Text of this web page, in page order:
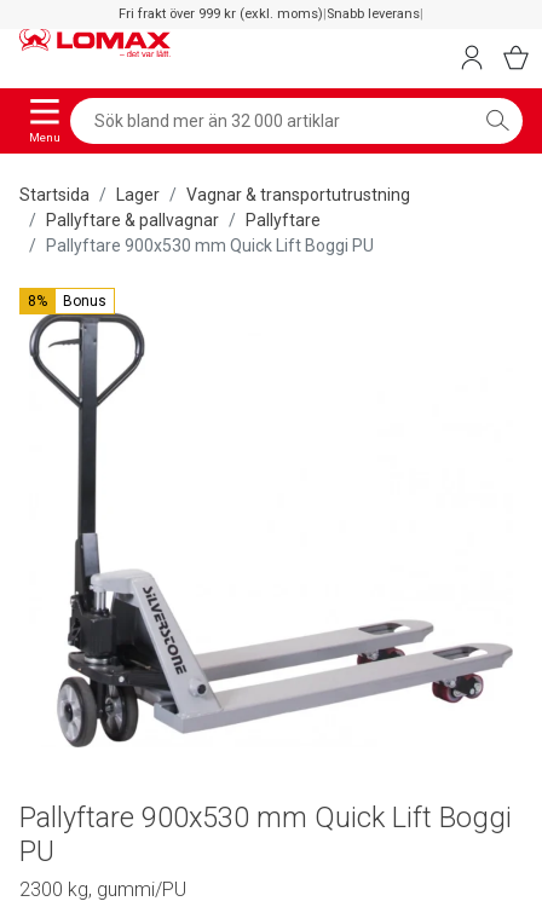
Fri frakt över 999 kr (exkl. moms)|Snabb leverans|
Menu
Startsida Lager
Vagnar & transportutrustning
Pallyftare & pallvagnar
Pallyftare
Pallyftare 900x530 mm Quick Lift Boggi PU
8% Bonus
Pallyftare 900x530 mm Quick Lift Boggi
PU
2300 kg, gummi/PU